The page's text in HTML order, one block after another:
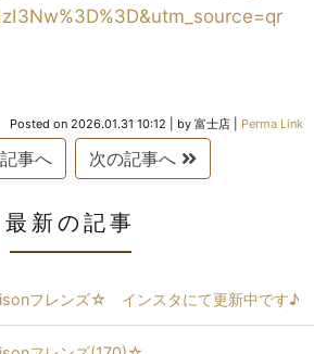
Posted on 2026.01.31 10:12 by 富士店 Perma Link
事へ 次の記事へ
最新の記事
フレンズ☆ インスタにて更新中です♪